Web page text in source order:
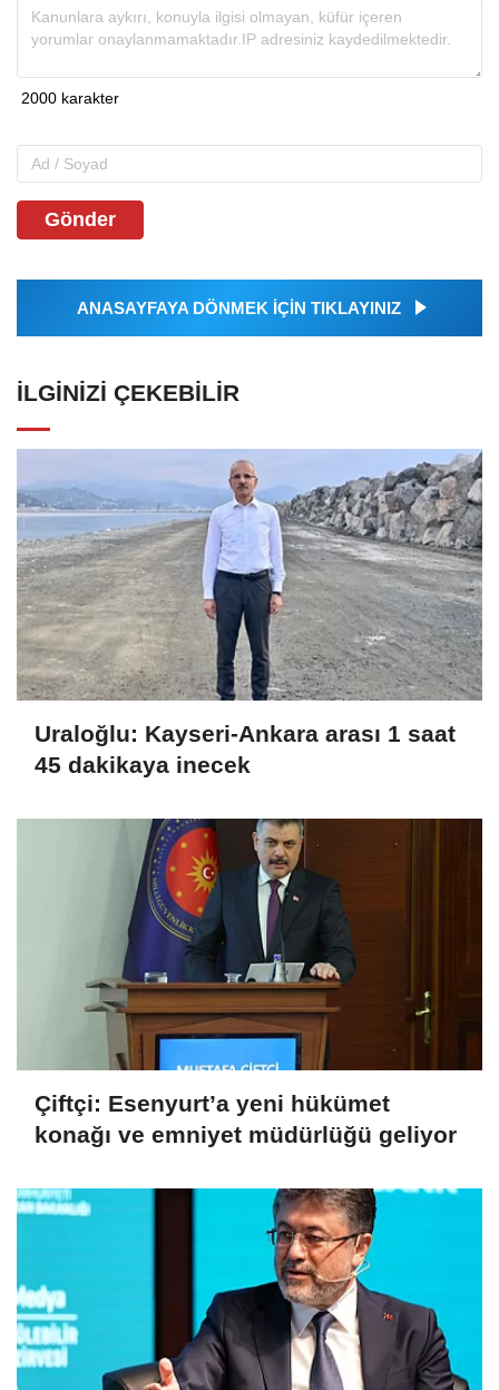
Gönder
ANASAYFAYA DÖNMEK İÇİN TIKLAYINIZ
İLGINIZI ÇEKEBILIR
Uraloğlu: Kayseri-Ankara arası 1 saat
45 dakikaya inecek
Çiftçi: Esenyurt’a yeni hükümet
konağı ve emniyet müdürlüğü geliyor